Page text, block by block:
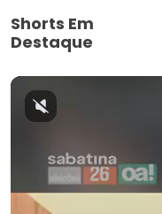
Shorts Em
Destaque